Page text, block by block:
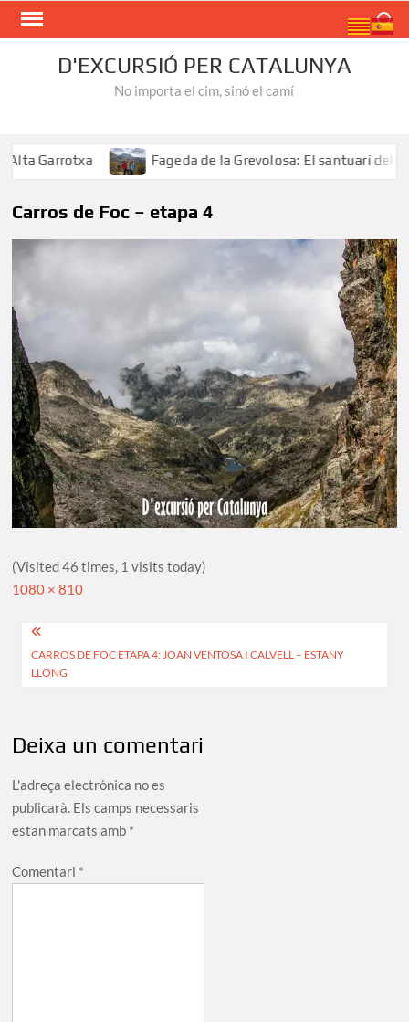
Skip
D'EXCURSIÓ PER CATALUNYA
No importa el cim, sinó el camí
Garrotxa Fageda de la Grevolosa: El santuari dels
Carros de Foc – etapa 4
(Visited 46 times, 1 visits today)
Full
1080 × 810
Navegació
d'entrades
CARROS DE FOC ETAPA 4: JOAN VENTOSA I CALVELL – ESTANY
LLONG
Deixa un comentari
L'adreça electrònica no es
publicarà. Els camps necessaris
estan marcats amb *
Comentari *